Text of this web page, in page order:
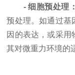
- 细胞预处理
预处理。如通过基
因的表达，或采用
其对微重力环境的